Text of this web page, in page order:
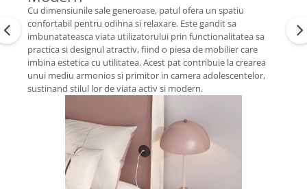
Cu dimensiunile sale generoase, patul ofera un spatiu
confortabil pentru odihna si relaxare. Este gandit sa
imbunatateasca viata utilizatorului prin functionalitatea sa
practica si designul atractiv, fiind o piesa de mobilier care
imbina estetica cu utilitatea. Acest pat contribuie la crearea
unui mediu armonios si primitor in camera adolescentelor,
sustinand stilul lor de viata activ si modern.